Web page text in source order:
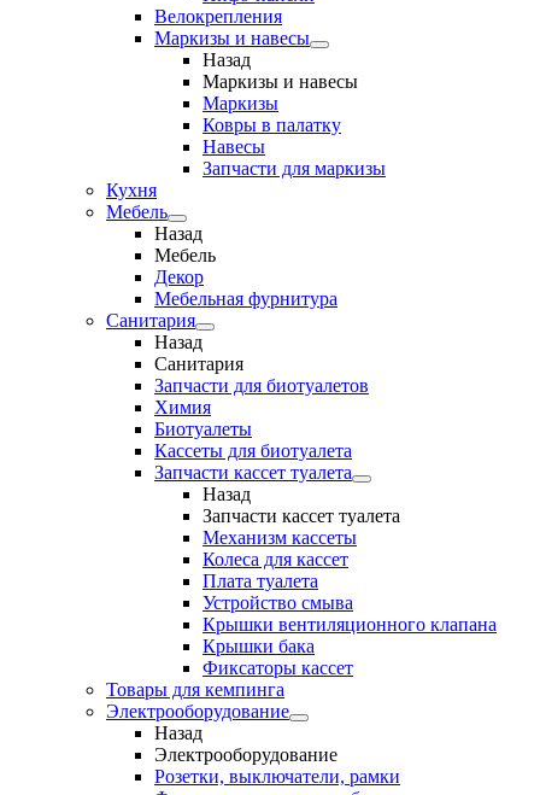
Велокрепления
Маркизы и навесы
Назад
Маркизы и навесы
Маркизы
Ковры в палатку
Навесы
Запчасти для маркизы
Кухня
Мебель
Назад
Мебель
Декор
Мебельная фурнитура
Санитария
Назад
Санитария
Запчасти для биотуалетов
Химия
Биотуалеты
Кассеты для биотуалета
Запчасти кассет туалета
Назад
Запчасти кассет туалета
Механизм кассеты
Колеса для кассет
Плата туалета
Устройство смыва
Крышки вентиляционного клапана
Крышки бака
Фиксаторы кассет
Товары для кемпинга
Электрооборудование
Назад
Электрооборудование
Розетки, выключатели, рамки